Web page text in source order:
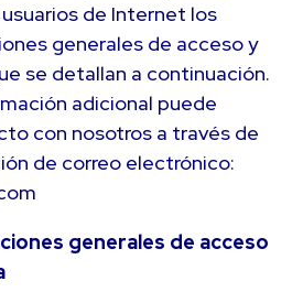
de Internet los
generales de acceso y
se detallan a continuación.
adicional puede
con nosotros a través de
de correo electrónico:
generales de acceso